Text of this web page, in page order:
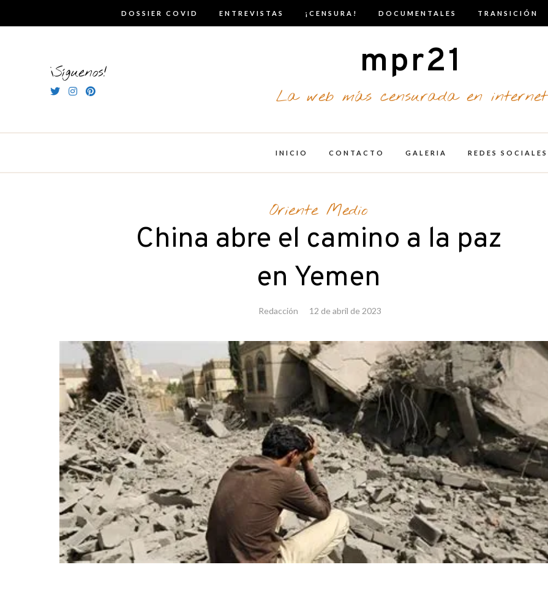
DOSSIER COVID ENTREVISTAS ¡CENSURA! DOCUMENTALES TRANSICIÓN
¡Síguenos! mpr21
La web más censurada en internet
INICIO CONTACTO GALERIA REDES SOCIALES
Oriente Medio
China abre el camino a la paz
en Yemen
Redacción 12 de abril de 2023